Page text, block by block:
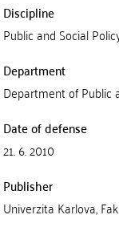
Discipline
Public and Social
Department
Department of Public
Date of defense
21. 6. 2010
Publisher
Univerzita Karlova,